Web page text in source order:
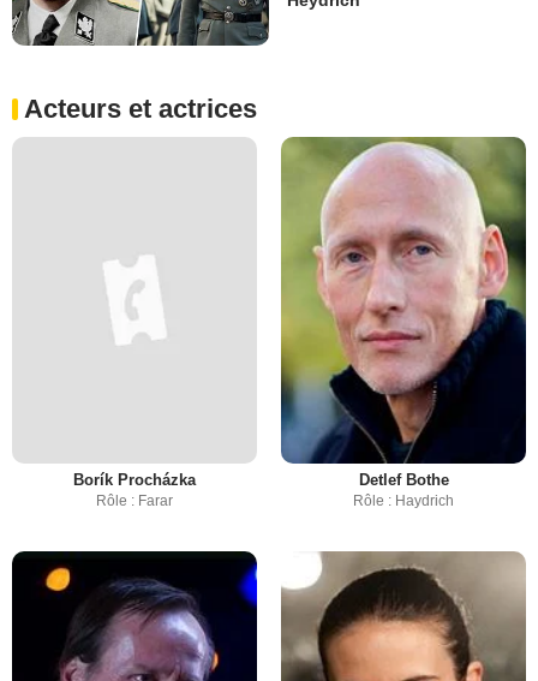
Acteurs et actrices
Borík Procházka
Rôle : Farar
Detlef Bothe
Rôle : Haydrich